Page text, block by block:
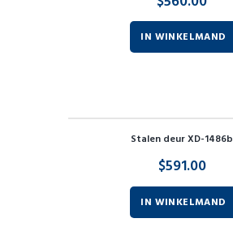
IN WINKELMAND
Stalen deur XD-1486b
$591.00
IN WINKELMAND